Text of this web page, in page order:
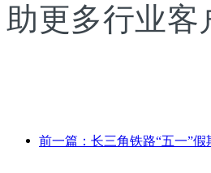
助更多行业